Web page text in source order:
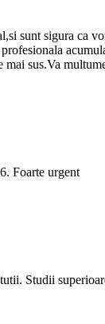
sunt sigura ca
mai sus.Va
Foarte urgent
Studii